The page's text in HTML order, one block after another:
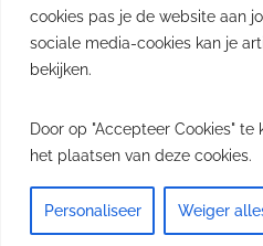
cookies pas je de website aan
sociale media-cookies kan je
bekijken.
Door op "Accepteer Cookies" te
het plaatsen van deze cookies.
Personaliseer Weiger
Ontvang
Uitschrijven kan altijd.
Copyright © 2026Logistiek.be. All rights